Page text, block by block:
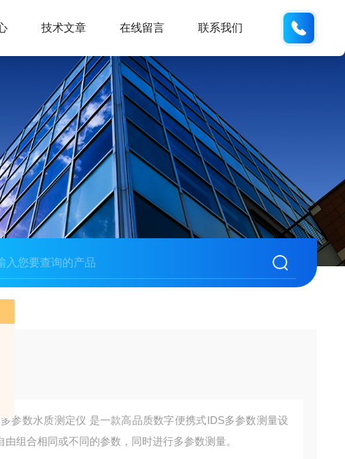
技术文章 在线留言 联系我们
参数水质测定仪 是一款高品质数字便携式IDS多参数测量设
组合相同或不同的参数，同时进行多参数测量。